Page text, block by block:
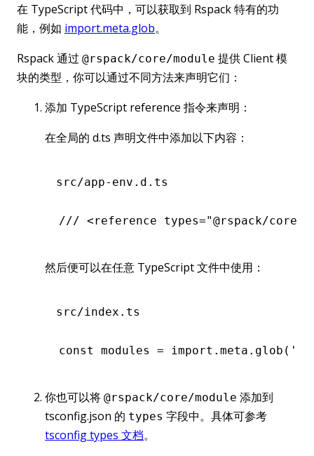
在 TypeScript 代码中，可以获取到 Rspack 特有的功
能，例如 import.meta.glob。
Rspack 通过 @rspack/core/module 提供 Client 模
块的类型，你可以通过不同方法来声明它们：
添加 TypeScript reference 指令来声明：
在全局的 d.ts 声明文件中添加以下内容：
src/app-env.d.ts
/// <reference types="@rspack/core/
然后便可以在任意 TypeScript 文件中使用：
src/index.ts
const modules = import . meta .glob ( './
你也可以将 @rspack/core/module 添加到
tsconfig.json 的 types 字段中。具体可参考
tsconfig types 文档。